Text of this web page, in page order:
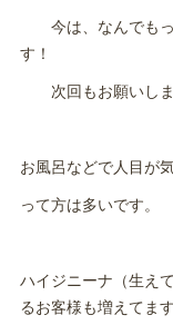
今は、なんでもっ
す！
次回もお願いしま
お風呂などで人目が
って方は多いです。
ハイジニーナ（生え
るお客様も増えてます